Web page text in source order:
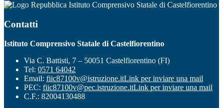
Istituto Comprensivo Statale di Castelfiorentino
Contatti
Istituto Comprensivo Statale di Castelfiorentino
Via C. Battisti, 7 – 50051 Castelfiorentino (FI)
Tel: 0571 64042
Email: fiic87100v@istruzione.itLink per inviare una mail
PEC: fiic87100v@pec.istruzione.itLink per inviare una mail
C.F.: 82004130488